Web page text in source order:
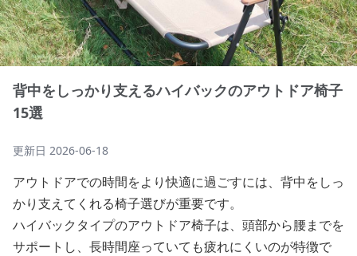
背中をしっかり支えるハイバックのアウトドア椅子
15選
更新日 2026-06-18
アウトドアでの時間をより快適に過ごすには、背中をしっ
かり支えてくれる椅子選びが重要です。
ハイバックタイプのアウトドア椅子は、頭部から腰までを
サポートし、長時間座っていても疲れにくいのが特徴で